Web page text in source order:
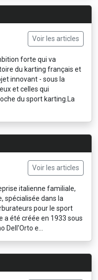
Voir les articles
forte qui va
du karting français et
innovant - sous la
et celles qui
du sport karting.La
Voir les articles
italienne familiale,
spécialisée dans la
pour le sport
a été créée en 1933 sous
Dell'Orto e...